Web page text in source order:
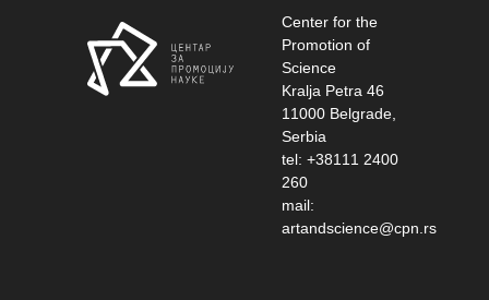
Center for the
Promotion of
Science
Kralja Petra 46
11000 Belgrade,
Serbia
tel: +38111 2400
260
mail:
artandscience@cpn.rs